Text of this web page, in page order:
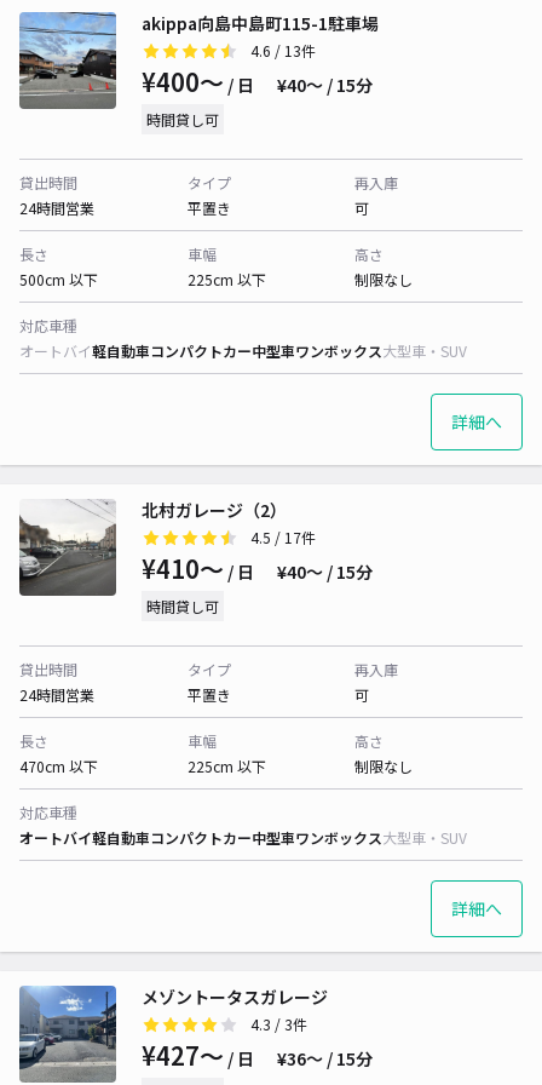
akippa向島中島町115-1駐車場
4.6 / 13件
¥400〜 / 日 ¥40〜 / 15分
時間貸し可
貸出時間
24時間営業
タイプ
平置き
再入庫
可
長さ
500cm 以下
車幅
225cm 以下
高さ
制限なし
対応車種
オートバイ軽自動車コンパクトカー中型車ワンボックス大型車・SUV
詳細へ
北村ガレージ（2）
4.5 / 17件
¥410〜 / 日 ¥40〜 / 15分
時間貸し可
貸出時間
24時間営業
タイプ
平置き
再入庫
可
長さ
470cm 以下
車幅
225cm 以下
高さ
制限なし
対応車種
オートバイ軽自動車コンパクトカー中型車ワンボックス大型車・SUV
詳細へ
メゾントータスガレージ
4.3 / 3件
¥427〜 / 日 ¥36〜 / 15分